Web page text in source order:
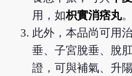
用，如枳實消痞丸。
此外，本品尚可用
垂、子宮脫垂、脫
證，可與補氣、升